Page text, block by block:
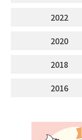
2022
2020
2018
2016